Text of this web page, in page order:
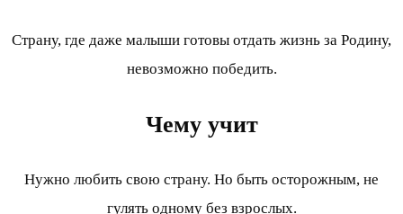
Страну, где даже малыши готовы отдать жизнь за Родину,
невозможно победить.
Чему учит
Нужно любить свою страну. Но быть осторожным, не
гулять одному без взрослых.